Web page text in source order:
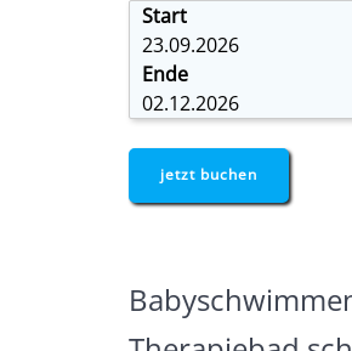
Start
23.09.2026
Ende
02.12.2026
jetzt buchen